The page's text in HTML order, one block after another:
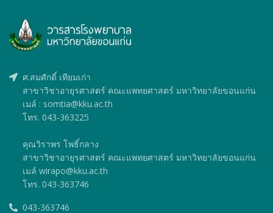
ศ.สมศักดิ์ เทียมเก่า
สาขาวิชาอายุรศาสตร์ คณะแพทยศาสตร์ มหาวิทยาลัยขอนแก่น
เมล์ : somtia@kku.ac.th
โทร. 043-363225
คุณวิราพร โพธิ์กลาง
สาขาวิชาอายุรศาสตร์ คณะแพทยศาสตร์ มหาวิทยาลัยขอนแก่น
เมล์ wirapo@kku.ac.th
โทร. 043-363746
043-363746